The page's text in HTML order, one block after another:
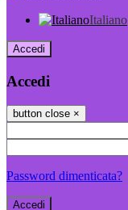
Italiano
Accedi
Accedi
button close ×
Password dimenticata?